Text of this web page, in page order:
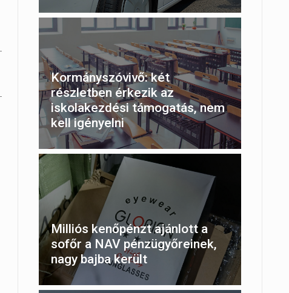
Kormányszóvivő: két
részletben érkezik az
iskolakezdési támogatás, nem
kell igényelni
Milliós kenőpénzt ajánlott a
sofőr a NAV pénzügyőreinek,
nagy bajba került